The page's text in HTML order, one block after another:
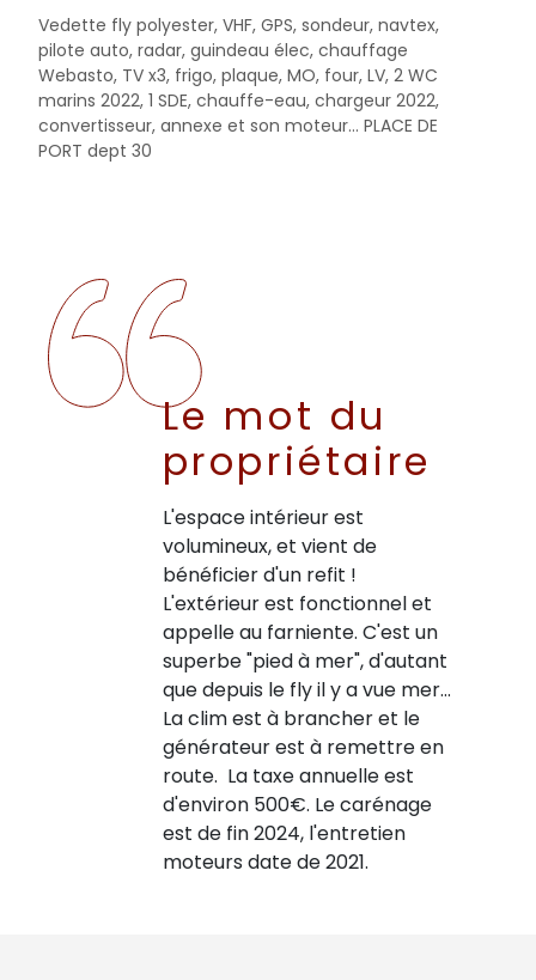
Vedette fly polyester, VHF, GPS, sondeur, navtex,
pilote auto, radar, guindeau élec, chauffage
Webasto, TV x3, frigo, plaque, MO, four, LV, 2 WC
marins 2022, 1 SDE, chauffe-eau, chargeur 2022,
convertisseur, annexe et son moteur... PLACE DE
PORT dept 30
Le mot du
propriétaire
L'espace intérieur est
volumineux, et vient de
bénéficier d'un refit !
L'extérieur est fonctionnel et
appelle au farniente. C'est un
superbe "pied à mer", d'autant
que depuis le fly il y a vue mer...
La clim est à brancher et le
générateur est à remettre en
route. La taxe annuelle est
d'environ 500€. Le carénage
est de fin 2024, l'entretien
moteurs date de 2021.